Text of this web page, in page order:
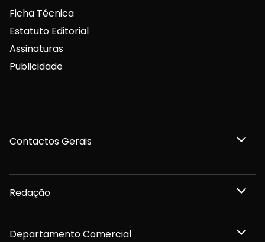
Ficha Técnica
Estatuto Editorial
Assinaturas
Publicidade
Contactos Gerais
Redação
Departamento Comercial